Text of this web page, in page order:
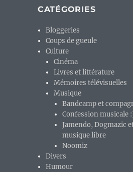
CATÉGORIES
Bloggeries
Coups de gueule
Culture
Cinéma
Livres et littérature
Mémoires télévisuelles
Musique
Bandcamp et
Confession musicale
Jamendo, Dogmazic
musique libre
Noomiz
Divers
Humour